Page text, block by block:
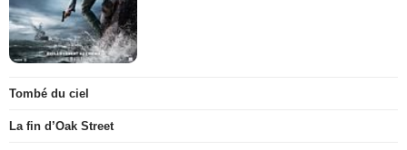
Tombé du ciel
La fin d’Oak Street